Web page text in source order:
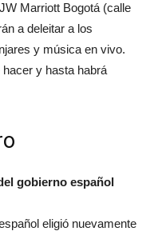
Marriott Bogotá (calle
a deleitar a los
y música en vivo.
y hasta habrá
gobierno español
eligió nuevamente